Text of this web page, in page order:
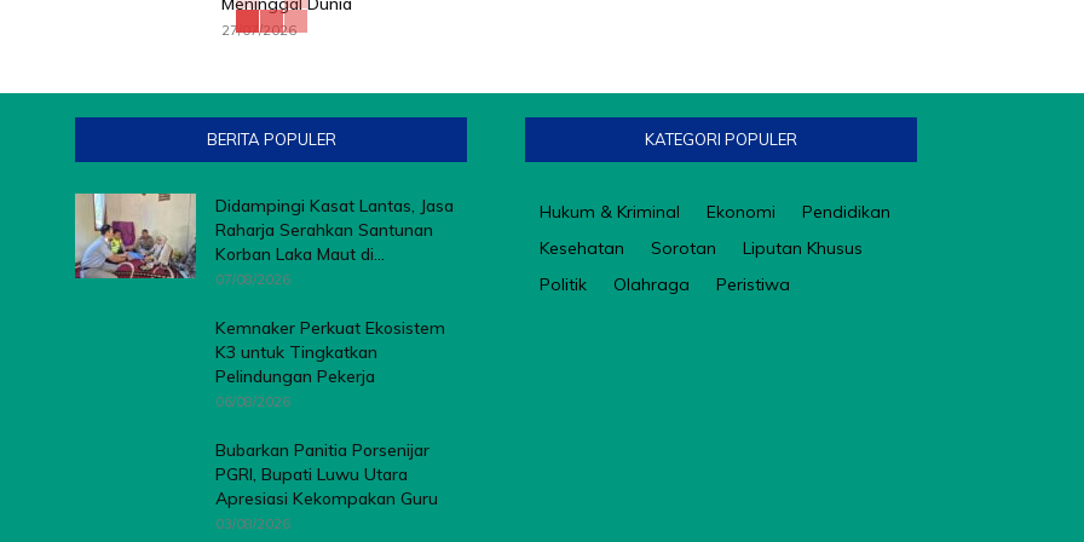
27/07/2026
BERITA POPULER
Didampingi Kasat Lantas, Jasa
Raharja Serahkan Santunan
Korban Laka Maut di...
07/08/2026
Kemnaker Perkuat Ekosistem
K3 untuk Tingkatkan
Pelindungan Pekerja
06/08/2026
Bubarkan Panitia Porsenijar
PGRI, Bupati Luwu Utara
Apresiasi Kekompakan Guru
03/08/2026
KATEGORI POPULER
Hukum & Kriminal Ekonomi
Pendidikan
Kesehatan
Sorotan
Liputan Khusus
Politik
Olahraga Peristiwa